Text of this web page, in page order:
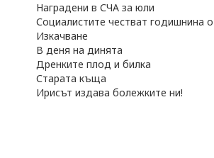
Наградени в СЧА за юли
Социалистите честват годишнина
Изкачване
В деня на динята
Дренките плод и билка
Старата къща
Ирисът издава болежките ни!